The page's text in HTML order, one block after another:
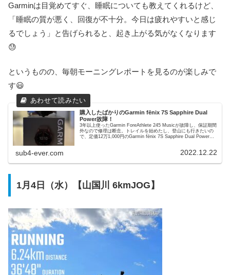
Garminは目覚めてすぐ、睡眠についても教えてくれるけど、
「睡眠の質が悪く、回復が不十分。今日は疲れやすいと感じ
るでしょう」と告げられると、起き上がる気がなくなります
😓
というものの、毎朝モーニングレポートを見るのが楽しみで
す😃
購入したばかりのGarmin fēnix 7S Sapphire Dual
Power故障！
3年以上使ったGarmin ForeAthlete 245 Musicが故障し、保証期間
外なので修理は断念。トレイルを始めたし、登山にも行きたいの
で、定価12万1,000円のGarmin fēnix 7S Sapphire Dual Powerを
sub4-ever.com 2022.12.22
1月4日（水）【山国川 6kmJOG】